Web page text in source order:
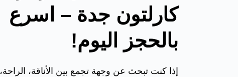
كارلتون جدة – اسرع
بالحجز اليوم!
إذا كنت تبحث عن وجهة تجمع بين الأناقة، الراحة،